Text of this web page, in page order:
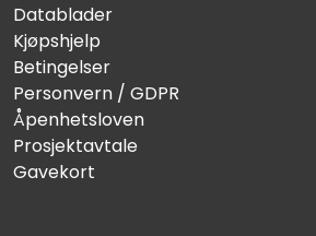
Datablader
Kjøpshjelp
Betingelser
Personvern / GDPR
Åpenhetsloven
Prosjektavtale
Gavekort